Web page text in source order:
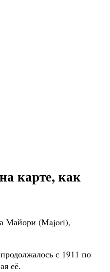
карте, как
Майори (Majori),
с 1911 по
её.